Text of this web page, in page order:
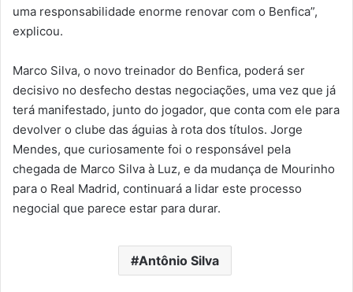
uma responsabilidade enorme renovar com o Benfica”,
explicou.
Marco Silva, o novo treinador do Benfica, poderá ser
decisivo no desfecho destas negociações, uma vez que já
terá manifestado, junto do jogador, que conta com ele para
devolver o clube das águias à rota dos títulos. Jorge
Mendes, que curiosamente foi o responsável pela
chegada de Marco Silva à Luz, e da mudança de Mourinho
para o Real Madrid, continuará a lidar este processo
negocial que parece estar para durar.
Antônio Silva